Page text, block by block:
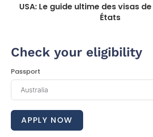
USA: Le guide ultime des visas
États
Check your eligibility
Passport
APPLY NOW